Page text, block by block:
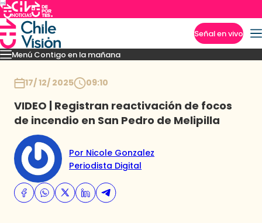
Señal en vivo
Menú Contigo en la mañana
MomentosReportajesDenunciasPolicialPolíticaEspectáculo
17/ 12/ 2025 09:10
VIDEO | Registran reactivación de focos
de incendio en San Pedro de Melipilla
Por Nicole Gonzalez
Periodista Digital
Imperdibles